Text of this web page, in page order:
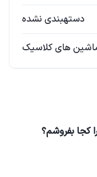
دستهبندی نشده
های کلاسیک
کجا بفروشم؟